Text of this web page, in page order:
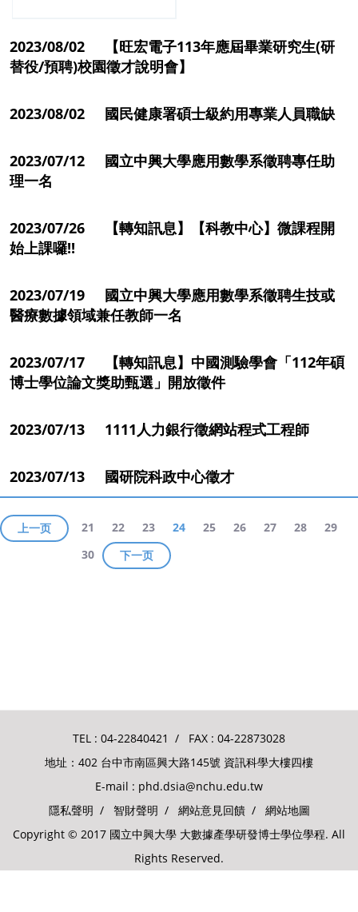
2023/08/02 【旺宏電子113年應屆畢業研究生(研
替役/預聘)校園徵才說明會】
2023/08/02 國民健康署碩士級約用專業人員職缺
2023/07/12 國立中興大學應用數學系徵聘專任助
理一名
2023/07/26 【轉知訊息】【科教中心】微課程開
始上課囉!!
2023/07/19 國立中興大學應用數學系徵聘生技或
醫療數據領域兼任教師一名
2023/07/17 【轉知訊息】中國測驗學會「112年碩
博士學位論文獎助甄選」開放徵件
2023/07/13 1111人力銀行徵網站程式工程師
2023/07/13 國研院科政中心徵才
上一页 21 22 23 24 25 26 27 28
29
30
下一页
TEL : 04-22840421 / FAX : 04-22873028
地址：402 台中市南區興大路145號 資訊科學大樓四樓
E-mail : phd.dsia@nchu.edu.tw
隱私聲明 / 智財聲明 / 網站意見回饋/ 網站地圖
Copyright © 2017 國立中興大學 大數據產學研發博士學位學程. All
Rights Reserved.